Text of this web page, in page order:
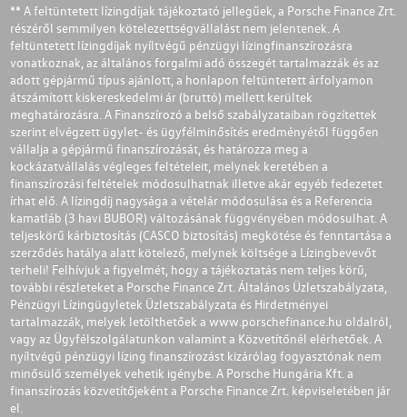
** A feltüntetett lízingdíjak tájékoztató jellegűek, a Porsche Finance Zrt.
részéről semmilyen kötelezettségvállalást nem jelentenek. A
feltüntetett lízingdíjak nyíltvégű pénzügyi lízingfinanszírozásra
vonatkoznak, az általános forgalmi adó összegét tartalmazzák és az
adott gépjármű típus ajánlott, a honlapon feltüntetett árfolyamon
átszámított kiskereskedelmi ár (bruttó) mellett kerültek
meghatározásra. A Finanszírozó a belső szabályzataiban rögzítettek
szerint elvégzett ügylet- és ügyfélminősítés eredményétől függően
vállalja a gépjármű finanszírozását, és határozza meg a
kockázatvállalás végleges feltételeit, melynek keretében a
finanszírozási feltételek módosulhatnak illetve akár egyéb fedezetet
írhat elő. A lízingdíj nagysága a vételár módosulása és a Referencia
kamatláb (3 havi BUBOR) változásának függvényében módosulhat. A
teljeskörű kárbiztosítás (CASCO biztosítás) megkötése és fenntartása a
szerződés hatálya alatt kötelező, melynek költsége a Lízingbevevőt
terheli! Felhívjuk a figyelmét, hogy a tájékoztatás nem teljes körű,
további részleteket a Porsche Finance Zrt. Általános Üzletszabályzata,
Pénzügyi Lízingügyletek Üzletszabályzata és Hirdetményei
tartalmazzák, melyek letölthetőek a www.porschefinance.hu oldalról,
vagy az Ügyfélszolgálatunkon valamint a Közvetítőnél elérhetőek. A
nyíltvégű pénzügyi lízing finanszírozást kizárólag fogyasztónak nem
minősülő személyek vehetik igénybe. A Porsche Hungária Kft. a
finanszírozás közvetítőjeként a Porsche Finance Zrt. képviseletében jár
el.